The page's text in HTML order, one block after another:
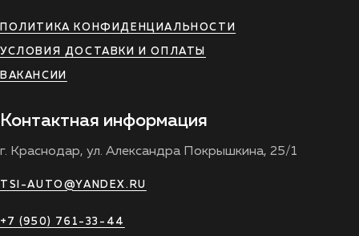
ПОЛИТИКА КОНФИДЕНЦИАЛЬНОСТИ
УСЛОВИЯ ДОСТАВКИ И ОПЛАТЫ
ВАКАНСИИ
Контактная информация
г. Краснодар, ул. Александра Покрышкина, 25/1
TSI-AUTO@YANDEX.RU
+7 (950) 761-33-44